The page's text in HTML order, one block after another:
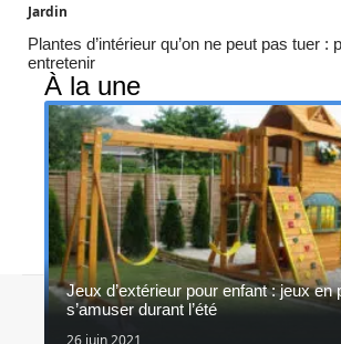
Jardin
Plantes d’intérieur qu’on ne peut pas tuer :
entretenir
À la une
Jeux d’extérieur pour enfant : jeux en
s’amuser durant l’été
26 juin 2021
Contact Mentions légales